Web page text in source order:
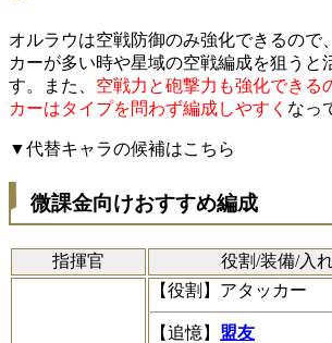
オルラウは空戦防御のみ強化できるので
カーが多い時や星域の空戦編成を狙うと
す。また、 空戦力と砲撃力も強化できる
カーはタイプを問わず編成しやすく なっ
▼代替キャラの候補はこちら
微課金向けおすすめ編成
指揮官 役割/装備/入
【役割】アタッカー
【追憶】 盟友